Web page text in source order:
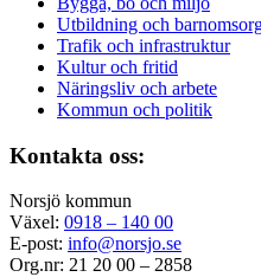
Utbildning och
Trafik och infrastruktur
Kultur och fritid
Näringsliv och arbete
Kommun och politik
Kontakta oss:
Norsjö kommun
Växel: 0918 – 140 00
E-post: info@norsjo.se
Org.nr: 21 20 00 – 2858